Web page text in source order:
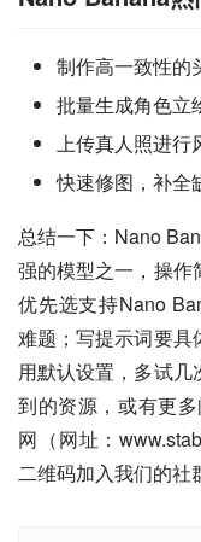
制作高一致性的
批量生成角色立
上传真人照进行
快速修图，补全
总结一下：Nano
强的模型之一，操作
优先选支持Nano
难题；写提示词要具
用默认设置，多试
到的资源，或有更
网（网址：
二维码加入我们的社